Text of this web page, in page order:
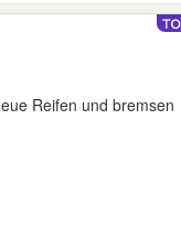
Reifen und bremsen